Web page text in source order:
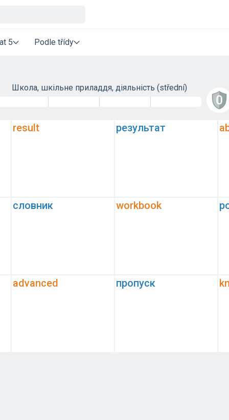
5 Podle třídy
Школа, шкільне приладдя, діяльність (střední)
result
словник
advanced
результат
workbook
пропуск